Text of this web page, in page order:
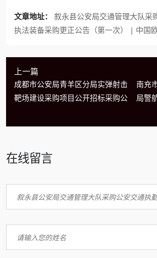
文章地址：
叙永县公安局交通管理大队采
执法装备采购更正公告（第一次） | 中国
上一篇
成都市公安局青羊区分局实弹射击
靶场建设采购项目公开招标采购公
南充
局警
在线留言